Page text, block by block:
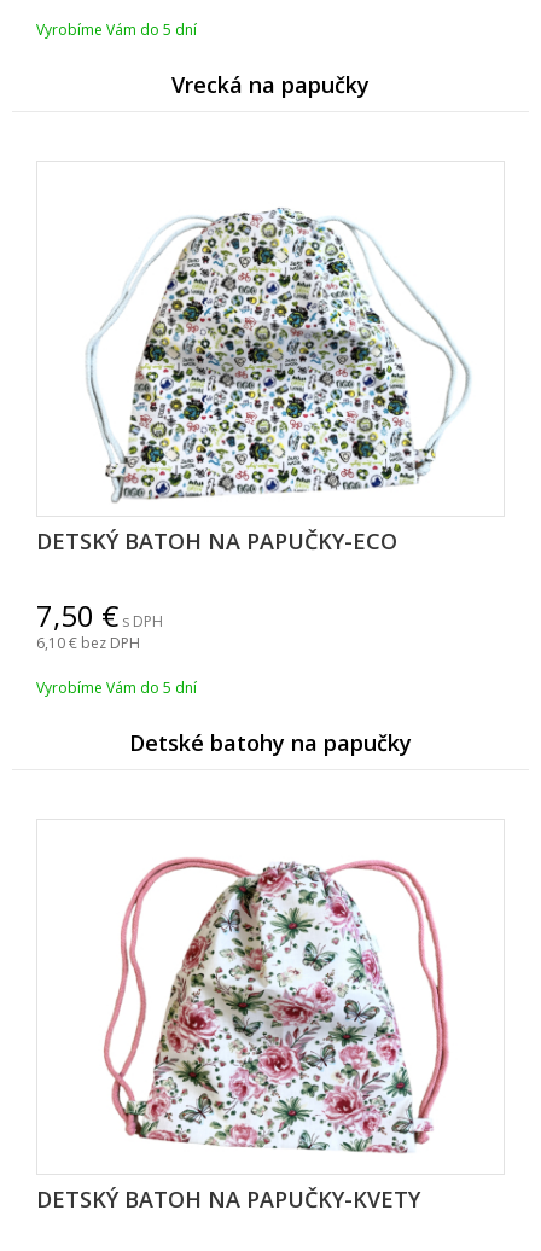
Vyrobíme Vám do 5 dní
Vrecká na papučky
DETSKÝ BATOH NA PAPUČKY-ECO
7,50
s DPH
6,10 bez DPH
Vyrobíme Vám do 5 dní
Detské batohy na papučky
DETSKÝ BATOH NA PAPUČKY-KVETY